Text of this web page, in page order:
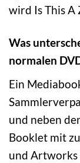
wird Is This A
Was
normalen
Ein
und neben
Booklet mit
und Artworks